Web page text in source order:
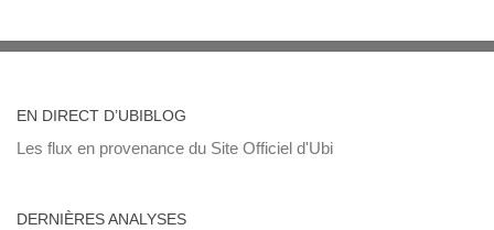
EN DIRECT D’UBIBLOG
Les flux en provenance du Site Officiel d'Ubi
DERNIÈRES ANALYSES